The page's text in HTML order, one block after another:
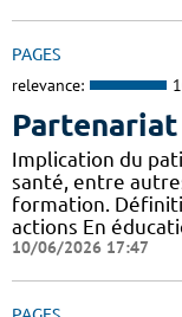
PAGES
relevance:
Implication du
santé, entre
formation.
actions En
10/06/2026 17:47